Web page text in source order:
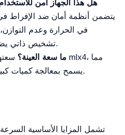
هل هذا الجهاز آمن
يتضمن أنظمة أمان ضد الإفراط
في الحرارة وعدم
تشخيص ذاتي يضمن التشغيل الآمن.
ما سعة العينة؟
يسمح بمعالجة كميات كبيرة في دفعة واحدة.
تشمل المزايا الأساسية السرعة